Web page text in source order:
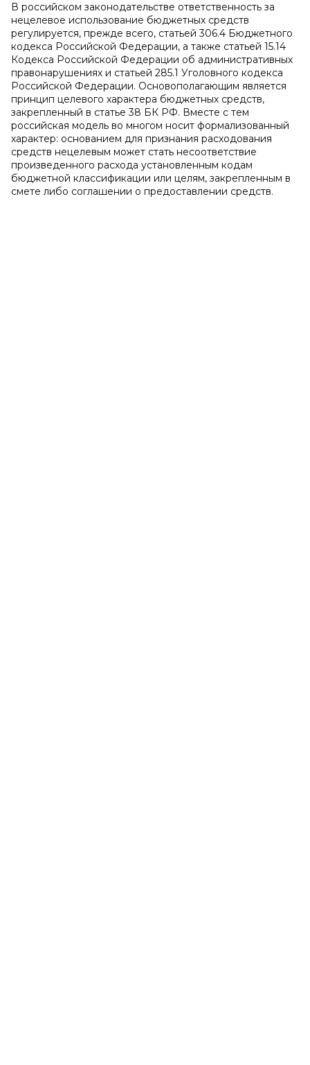
В российском законодательстве ответственность за
нецелевое использование бюджетных средств
регулируется, прежде всего, статьей 306.4 Бюджетного
кодекса Российской Федерации, а также статьей 15.14
Кодекса Российской Федерации об административных
правонарушениях и статьей 285.1 Уголовного кодекса
Российской Федерации. Основополагающим является
принцип целевого характера бюджетных средств,
закрепленный в статье 38 БК РФ. Вместе с тем
российская модель во многом носит формализованный
характер: основанием для признания расходования
средств нецелевым может стать несоответствие
произведенного расхода установленным кодам
бюджетной классификации или целям, закрепленным в
смете либо соглашении о предоставлении средств.